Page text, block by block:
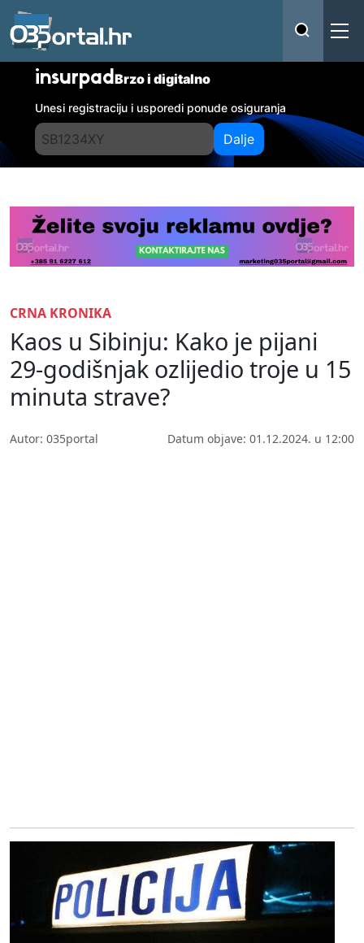
insurpadBrzo i digitalno
Unesi registraciju i usporedi ponude osiguranja
Dalje
CRNA KRONIKA
Kaos u Sibinju: Kako je pijani
29-godišnjak ozlijedio troje u 15
minuta strave?
Autor: 035portal Datum objave: 01.12.2024. u 12:00